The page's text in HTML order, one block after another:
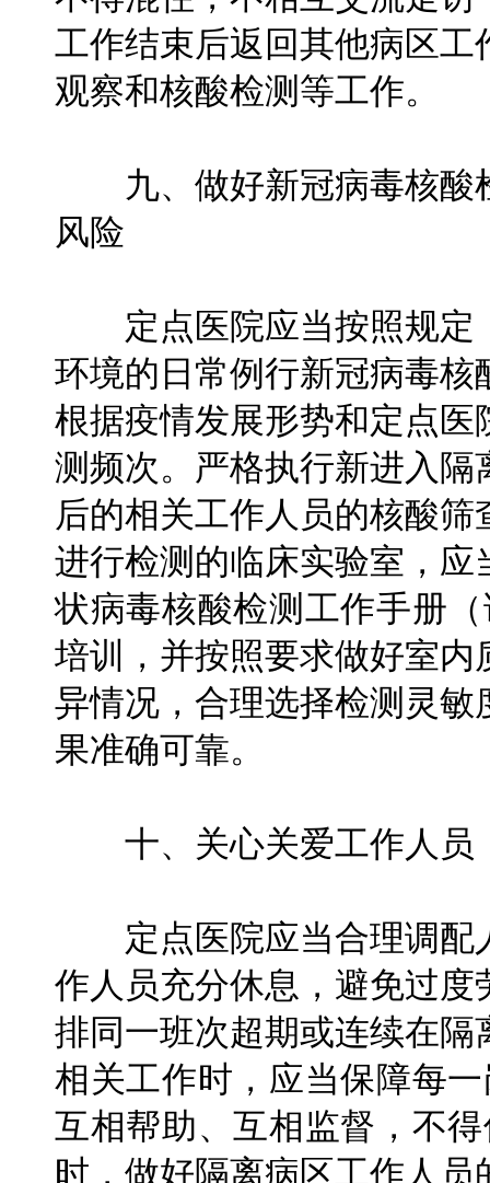
工作结束后返回其他病区
观察和核酸检测等工作。
九、做好新冠病毒核酸
风险
定点医院应当按照规定
环境的日常例行新冠病毒
根据疫情发展形势和定点
测频次。严格执行新进入
后的相关工作人员的核酸
进行检测的临床实验室，
状病毒核酸检测工作手册
培训，并按照要求做好室
异情况，合理选择检测灵
果准确可靠。
十、关心关爱工作人员
定点医院应当合理调配
作人员充分休息，避免过
排同一班次超期或连续在
相关工作时，应当保障每
互相帮助、互相监督，不
时，做好隔离病区工作人